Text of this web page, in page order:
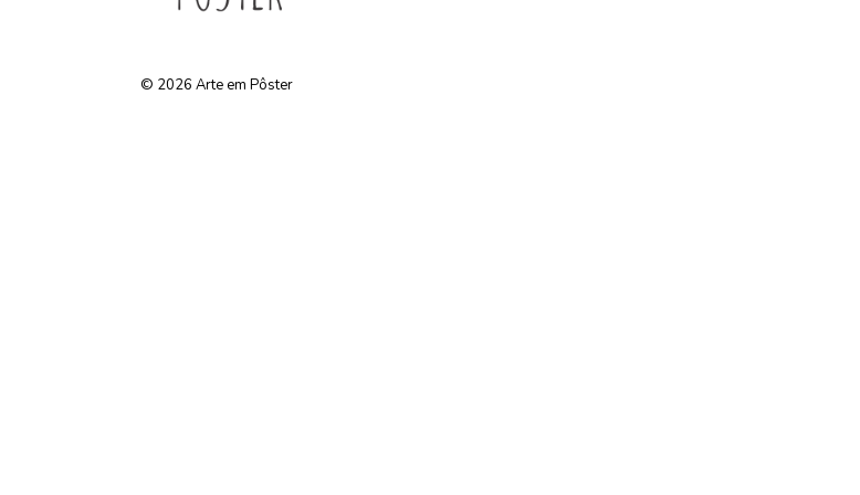
© 2026 Arte em Pôster